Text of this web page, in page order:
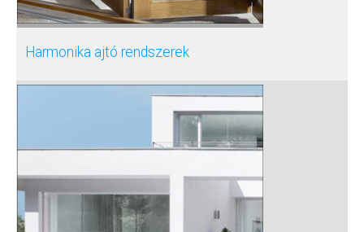
Harmonika ajtó rendszerek